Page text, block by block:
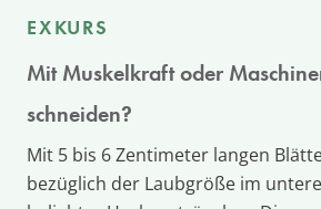
EXKURS
Mit Muskelkraft oder
schneiden?
Mit 5 bis 6 Zentimeter langen
bezüglich der Laubgröße im